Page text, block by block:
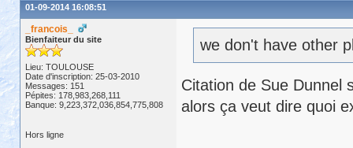
01-09-2014 16:08:51
_francois_
Bienfaiteur du site
Lieu: TOULOUSE
Date d'inscription: 25-03-2010
Messages: 151
Pépites: 178,983,268,111
Banque: 9,223,372,036,854,775,808
we don't have other
Citation de Sue Dunnel
alors ça veut dire quoi
Hors ligne